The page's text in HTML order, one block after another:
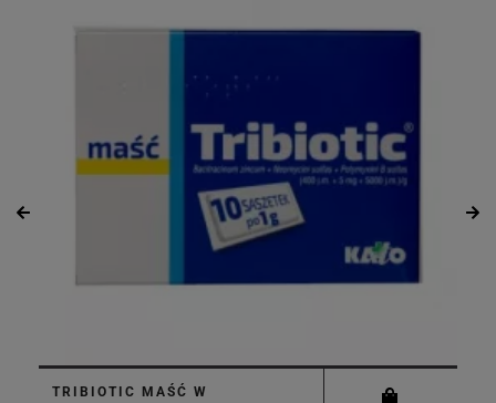
TRIBIOTIC MAŚĆ W